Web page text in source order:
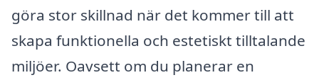
göra stor skillnad när det kommer till att
skapa funktionella och estetiskt tilltalande
miljöer. Oavsett om du planerar en